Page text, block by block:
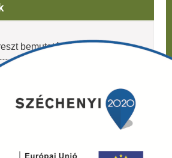
bemutatása
Nemzetiségi Általános Iskola
időjárása
Üvegműves